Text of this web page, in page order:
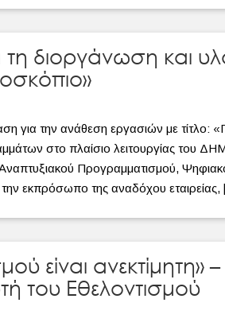
διοργάνωση και
για την ανάθεση εργασιών με τίτλο:
στο πλαίσιο λειτουργίας
Προγραμματισμού,
εκπρόσωπο της αναδόχου
είναι ανεκτίμητη» –
του Εθελοντισμού